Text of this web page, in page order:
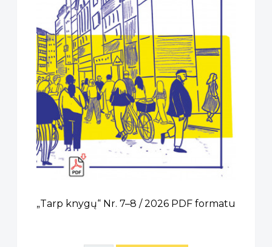
„Tarp knygų“ Nr. 7–8 / 2026 PDF formatu